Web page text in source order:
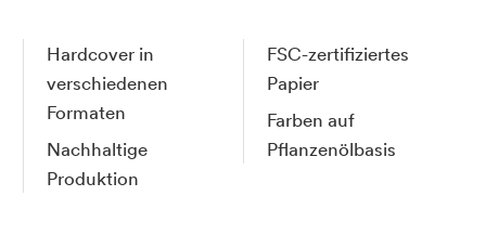
Hardcover in
verschiedenen
Formaten
Nachhaltige
Produktion
FSC-zertifiziertes
Papier
Farben auf
Pflanzenölbasis